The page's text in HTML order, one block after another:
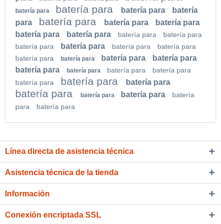
batería para batería para batería para
batería
para
batería para batería para
batería para
batería para
batería para batería para
batería para
batería para
batería para batería para
batería para
batería para
batería para batería para
batería para
batería para
batería para batería para
batería para
batería para
batería para batería para
batería para batería para batería para
batería
para
batería para
Línea directa de asistencia técnica
Asistencia técnica de la tienda
Información
Conexión encriptada SSL